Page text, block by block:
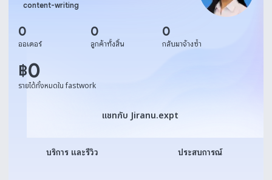
content-writing
0
ออเดอร์
0
ลูกค้าทั้งสิ้น
0
กลับมาจ้างซ้ำ
฿0
รายได้ทั้งหมดใน fastwork
แชทกับ Jiranu.expt
แชทกับ Jiranu.expt
บริการ และรีวิว ประสบการณ์